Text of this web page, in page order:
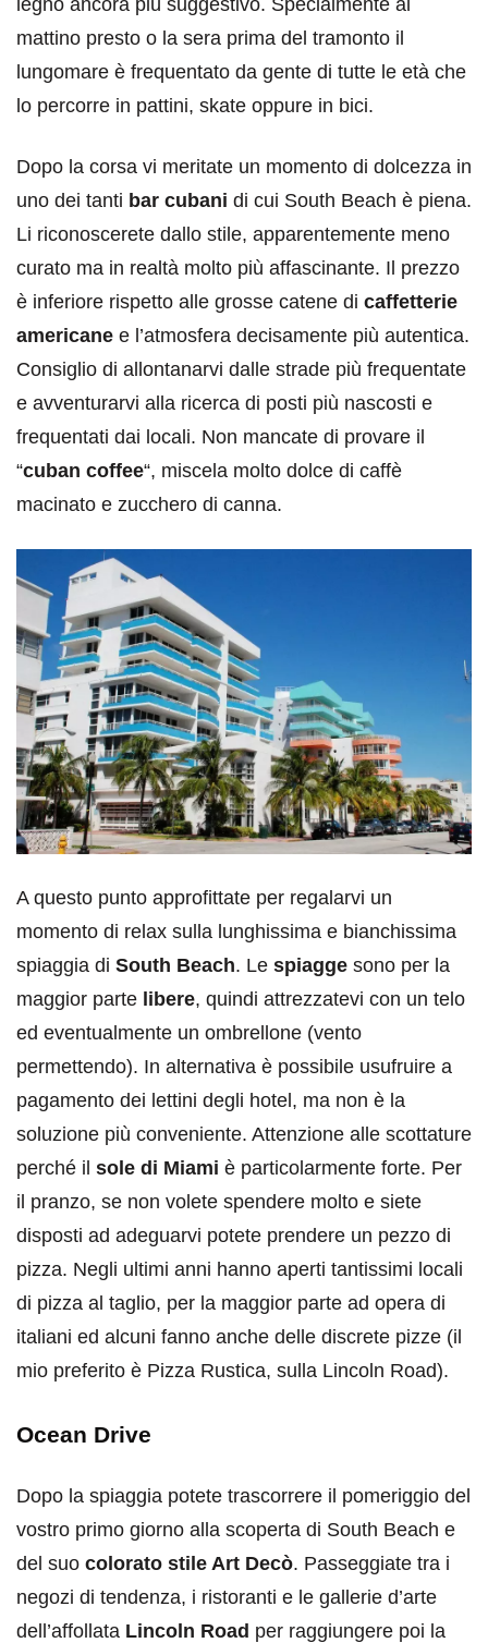
legno ancora più suggestivo. Specialmente al
mattino presto o la sera prima del tramonto il
lungomare è frequentato da gente di tutte le età che
lo percorre in pattini, skate oppure in bici.
Dopo la corsa vi meritate un momento di dolcezza in
uno dei tanti bar cubani di cui South Beach è piena.
Li riconoscerete dallo stile, apparentemente meno
curato ma in realtà molto più affascinante. Il prezzo
è inferiore rispetto alle grosse catene di caffetterie
americane e l’atmosfera decisamente più autentica.
Consiglio di allontanarvi dalle strade più frequentate
e avventurarvi alla ricerca di posti più nascosti e
frequentati dai locali. Non mancate di provare il
“cuban coffee“, miscela molto dolce di caffè
macinato e zucchero di canna.
A questo punto approfittate per regalarvi un
momento di relax sulla lunghissima e bianchissima
spiaggia di South Beach. Le spiagge sono per la
maggior parte libere, quindi attrezzatevi con un telo
ed eventualmente un ombrellone (vento
permettendo). In alternativa è possibile usufruire a
pagamento dei lettini degli hotel, ma non è la
soluzione più conveniente. Attenzione alle scottature
perché il sole di Miami è particolarmente forte. Per
il pranzo, se non volete spendere molto e siete
disposti ad adeguarvi potete prendere un pezzo di
pizza. Negli ultimi anni hanno aperti tantissimi locali
di pizza al taglio, per la maggior parte ad opera di
italiani ed alcuni fanno anche delle discrete pizze (il
mio preferito è Pizza Rustica, sulla Lincoln Road).
Ocean Drive
Dopo la spiaggia potete trascorrere il pomeriggio del
vostro primo giorno alla scoperta di South Beach e
del suo colorato stile Art Decò. Passeggiate tra i
negozi di tendenza, i ristoranti e le gallerie d’arte
dell’affollata Lincoln Road per raggiungere poi la